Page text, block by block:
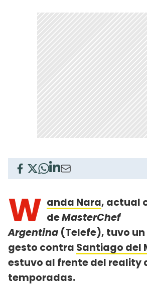
W anda Nara, actual
deMasterChef
Argentina (Telefe), tuvo
gesto contra Santiago del
estuvo al frente del reality
temporadas.